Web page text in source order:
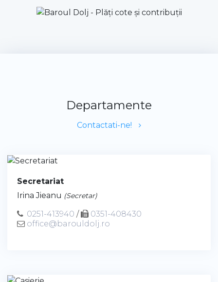
Departamente
Contactati-ne!
Secretariat
Irina Jieanu (Secretar)
0251-413940 /
0351-408430
office@barouldolj.ro